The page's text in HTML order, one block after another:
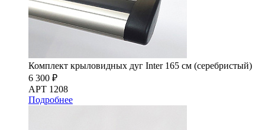
Комплект крыловидных дуг Inter 165 см (серебристый)
6 300 ₽
АРТ 1208
Подробнее